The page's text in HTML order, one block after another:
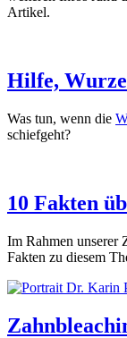
Artikel.
Hilfe,
Was tun, wenn die
schiefgeht?
10 Fakten
Im Rahmen unserer
Fakten zu diesem